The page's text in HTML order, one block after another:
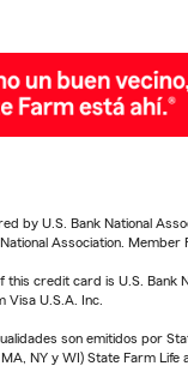
by U.S. Bank National
Association. Member
credit card is U.S. Bank
Visa U.S.A. Inc.
son emitidos por
MA, NY y WI) State Farm